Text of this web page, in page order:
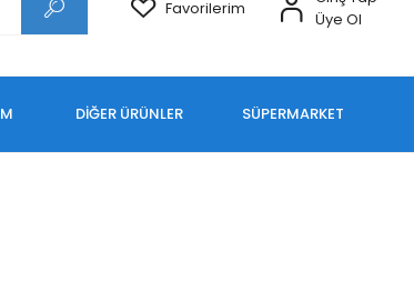
Favorilerim
Üye Ol
DİĞER ÜRÜNLER SÜPERMARKET